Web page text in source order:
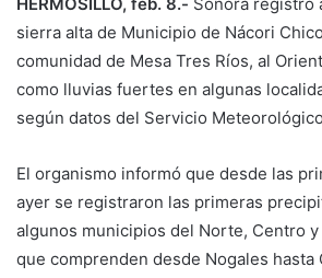
sierra alta de Municipio de Nácori
comunidad de Mesa Tres Ríos, al
como lluvias fuertes en algunas
según datos del Servicio
El organismo informó que desde las
ayer se registraron las primeras
algunos municipios del Norte, Centro y
que comprenden desde Nogales hasta